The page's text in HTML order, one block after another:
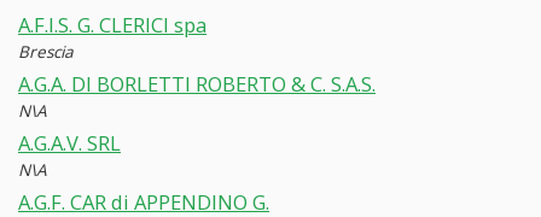
A.F.I.S. G. CLERICI spa
Brescia
A.G.A. DI BORLETTI ROBERTO & C. S.A.S.
N\A
A.G.A.V. SRL
N\A
A.G.F. CAR di APPENDINO G.